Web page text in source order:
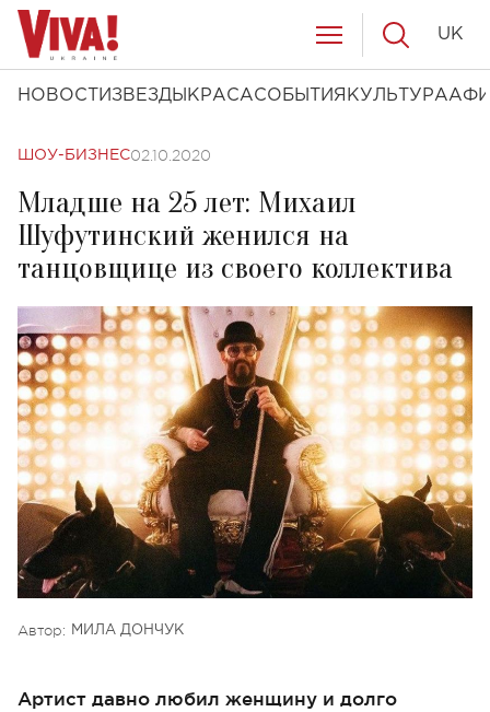
НОВОСТИ ЗВЕЗДЫ КРАСАСОБЫТИЯ КУЛЬТУРА
UK
ШОУ-БИЗНЕС02.10.2020
Младше на 25 лет: Михаил
Шуфутинский женился на
танцовщице из своего коллектива
Автор: МИЛА ДОНЧУК
Артист давно любил женщину и долго